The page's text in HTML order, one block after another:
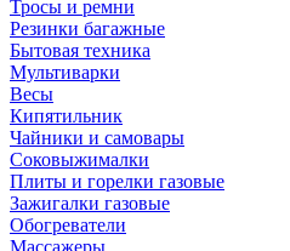
Тросы и ремни
Резинки багажные
Бытовая техника
Мультиварки
Весы
Кипятильник
Чайники и самовары
Соковыжималки
Плиты и горелки газовые
Зажигалки газовые
Обогреватели
Массажеры